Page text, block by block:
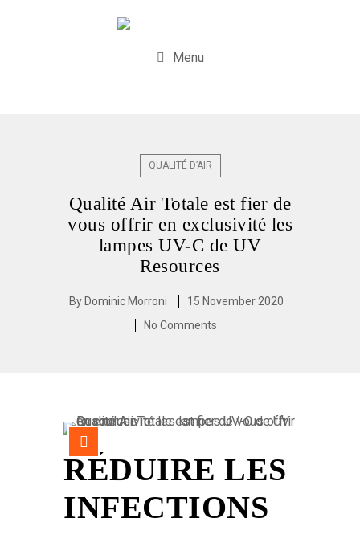
Menu
QUALITÉ D’AIR
Qualité Air Totale est fier de
vous offrir en exclusivité les
lampes UV-C de UV
Resources
By Dominic Morroni
15 November 2020
No Comments
RÉDUIRE LES
INFECTIONS